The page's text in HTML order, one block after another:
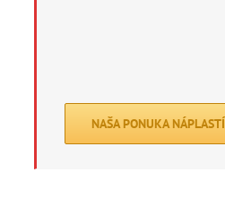
NAŠA PONUKA NÁPLASTÍ